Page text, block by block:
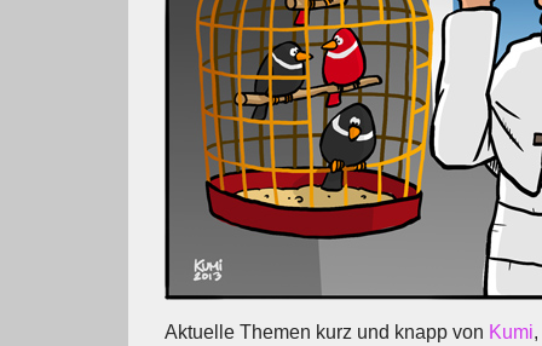
Aktuelle Themen kurz und knapp von Kumi